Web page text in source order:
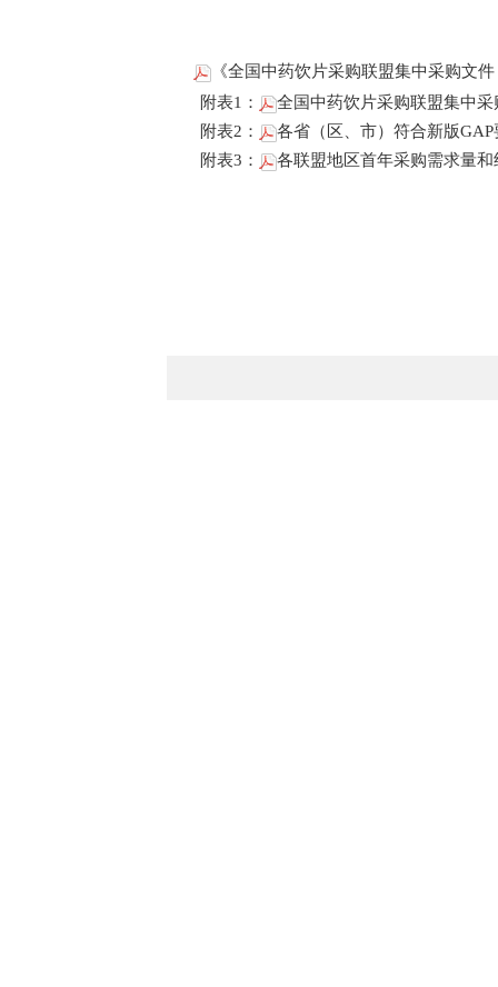
《全国中药饮片采购联盟集中采购文
附表1：
全国中药饮片采购联盟集中采
附表2：
各省（区、市）符合新版
附表3：
各联盟地区首年采购需求量